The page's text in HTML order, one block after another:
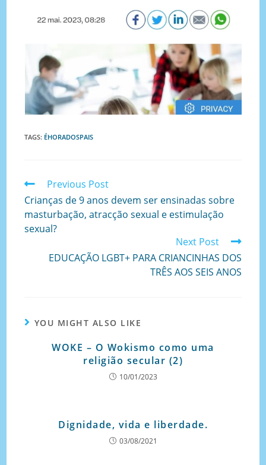
TAGS: ÉHORADOSPAIS
Previous Post
Crianças de 9 anos devem ser ensinadas sobre
masturbação, atracção sexual e estimulação
sexual?
Next Post
EDUCAÇÃO LGBT+ PARA CRIANCINHAS DOS
TRÊS AOS SEIS ANOS
YOU MIGHT ALSO LIKE
WOKE – O Wokismo como uma
religião secular (2)
10/01/2023
Dignidade, vida e liberdade.
03/08/2021